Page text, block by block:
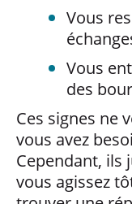
Vous
Vous
des
Ces signes ne
vous avez
Cependant, ils
vous agissez